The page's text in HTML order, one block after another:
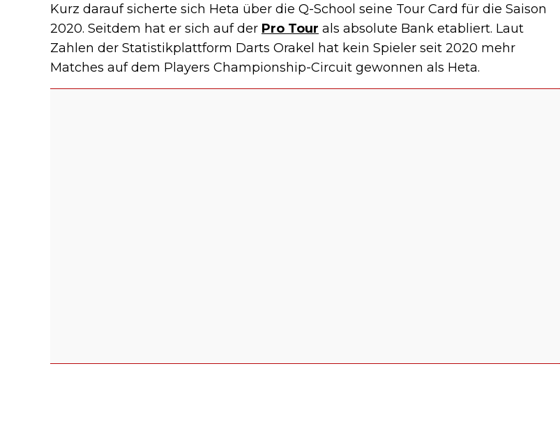
Kurz darauf sicherte sich Heta über die Q-School seine Tour Card für die Saison
2020. Seitdem hat er sich auf der Pro Tour als absolute Bank etabliert. Laut
Zahlen der Statistikplattform Darts Orakel hat kein Spieler seit 2020 mehr
Matches auf dem Players Championship-Circuit gewonnen als Heta.